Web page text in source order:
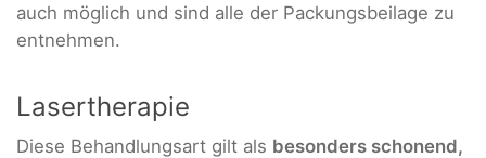
auch möglich und sind alle der Packungsbeilage zu
entnehmen.
Lasertherapie
Diese Behandlungsart gilt als besonders schonend,